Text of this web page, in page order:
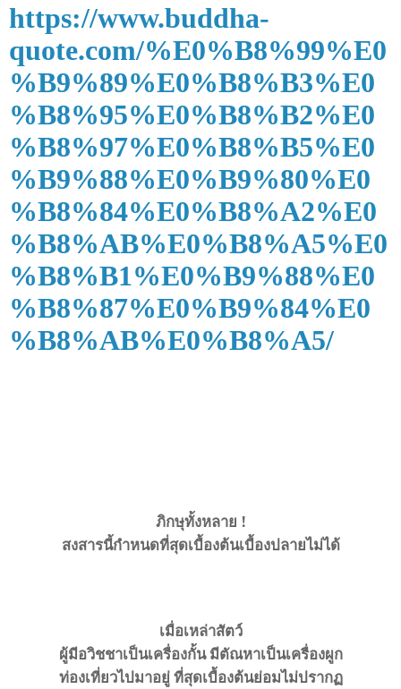
https://www.buddha-
quote.com/%E0%B8%99%E0
%B9%89%E0%B8%B3%E0
%B8%95%E0%B8%B2%E0
%B8%97%E0%B8%B5%E0
%B9%88%E0%B9%80%E0
%B8%84%E0%B8%A2%E0
%B8%AB%E0%B8%A5%E0
%B8%B1%E0%B9%88%E0
%B8%87%E0%B9%84%E0
%B8%AB%E0%B8%A5/
ภิกษุทั้งหลาย !
สงสารนี้กำหนดที่สุดเบื้องต้นเบื้องปลายไม่ได้
เมื่อเหล่าสัตว์
ผู้มีอวิชชาเป็นเครื่องกั้น มีตัณหาเป็นเครื่องผูก
ท่องเที่ยวไปมาอยู่ที่สุดเบื้องต้นย่อมไม่ปรากฏ